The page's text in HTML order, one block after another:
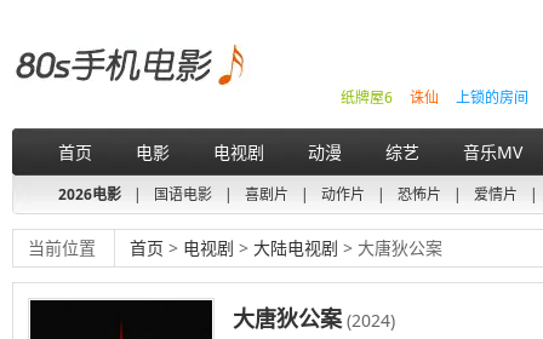
上锁的房间
诛仙
纸牌屋6
首页 电影 电视剧 动漫 综艺 音乐MV
2026电影 | 国语电影 | 喜剧片 | 动作片 | 恐怖片 | 爱情片 |
当前位置 首页 > 电视剧 > 大陆电视剧 > 大唐狄公案
大唐狄公案(2024)